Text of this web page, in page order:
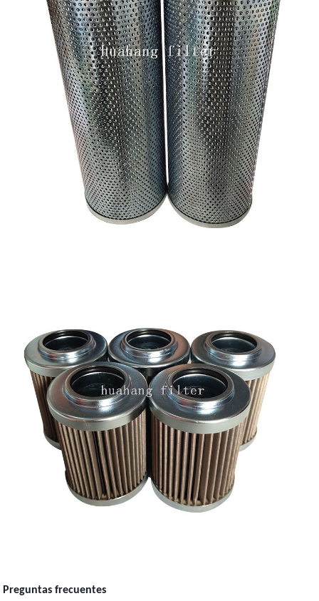
Preguntas frecuentes